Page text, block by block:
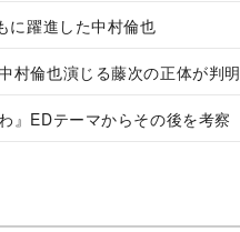
に躍進した中村倫也
村倫也演じる藤次の正体が判明
』EDテーマからその後を考察